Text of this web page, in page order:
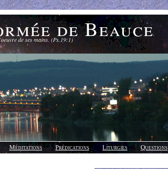
de Beauce
de ses mains. (Ps.19:1)
Méditations Prédications Liturgies
Questions